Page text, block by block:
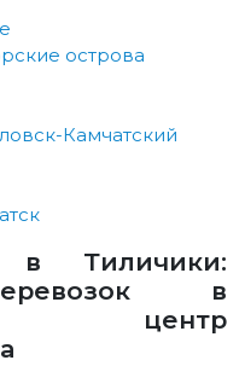
острова
Камчатский
в Тиличики:
в
центр